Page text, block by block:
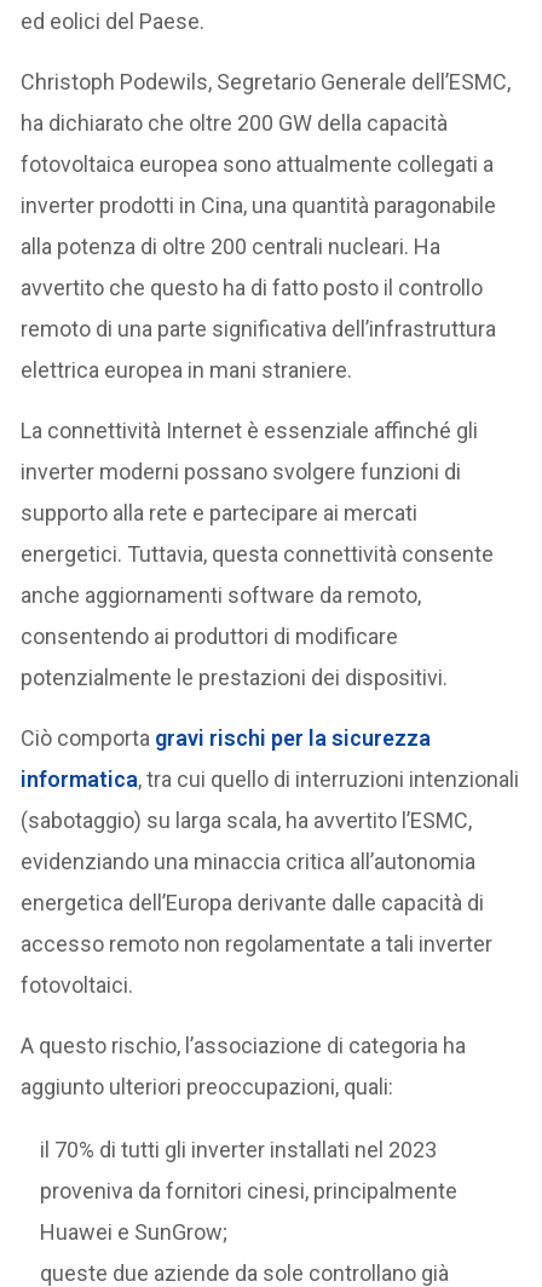
ed eolici del Paese.
Christoph Podewils, Segretario Generale dell’ESMC,
ha dichiarato che oltre 200 GW della capacità
fotovoltaica europea sono attualmente collegati a
inverter prodotti in Cina, una quantità paragonabile
alla potenza di oltre 200 centrali nucleari. Ha
avvertito che questo ha di fatto posto il controllo
remoto di una parte significativa dell’infrastruttura
elettrica europea in mani straniere.
La connettività Internet è essenziale affinché gli
inverter moderni possano svolgere funzioni di
supporto alla rete e partecipare ai mercati
energetici. Tuttavia, questa connettività consente
anche aggiornamenti software da remoto,
consentendo ai produttori di modificare
potenzialmente le prestazioni dei dispositivi.
Ciò comporta gravi rischi per la sicurezza
informatica, tra cui quello di interruzioni intenzionali
(sabotaggio) su larga scala, ha avvertito l’ESMC,
evidenziando una minaccia critica all’autonomia
energetica dell’Europa derivante dalle capacità di
accesso remoto non regolamentate a tali inverter
fotovoltaici.
A questo rischio, l’associazione di categoria ha
aggiunto ulteriori preoccupazioni, quali:
il 70% di tutti gli inverter installati nel 2023
proveniva da fornitori cinesi, principalmente
Huawei e SunGrow;
queste due aziende da sole controllano già